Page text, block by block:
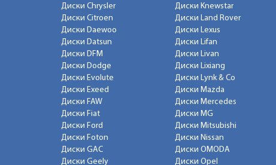
Диски Chrysler
Диски Citroen
Диски Daewoo
Диски Datsun
Диски DFM
Диски Dodge
Диски Evolute
Диски Exeed
Диски FAW
Диски Fiat
Диски Ford
Диски Foton
Диски GAC
Диски Geely
Диски Knewstar
Диски Land Rover
Диски Lexus
Диски Lifan
Диски Livan
Диски Lixiang
Диски Lynk & Co
Диски Mazda
Диски Mercedes
Диски MG
Диски Mitsubishi
Диски Nissan
Диски OMODA
Диски Opel